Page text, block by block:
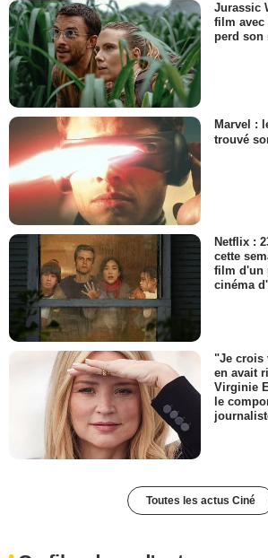
Jurassic
film avec
perd son
Marvel :
trouvé
Netflix :
cette
film d'un
cinéma
"Je crois
en avait
Virginie
le
Toutes les actus Ciné